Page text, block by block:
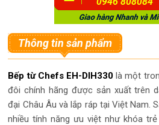
Thông tin sản phẩm
Bếp từ Chefs EH-DIH330 là một
đôi chính hãng được sản xuất trên
đại Châu Âu và lắp ráp tại Việt Nam.
nhiều tính năng ưu việt như khóa